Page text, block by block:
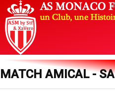
MATCH AMICAL -